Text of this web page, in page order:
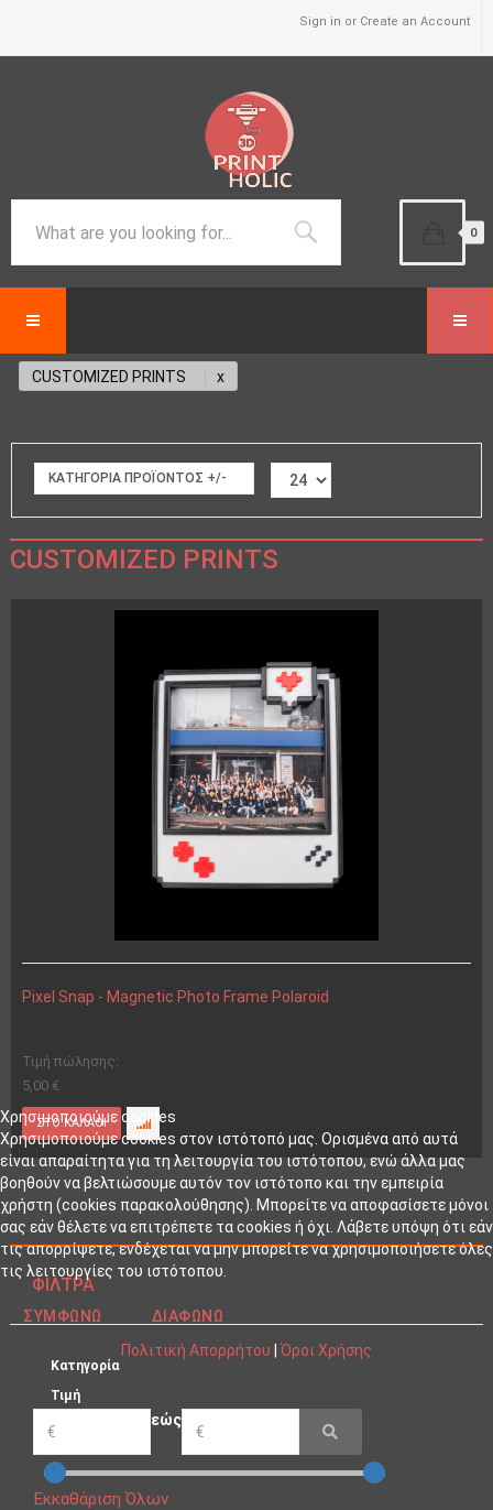
Sign in or Create an Account
0
CUSTOMIZED PRINTS
ΚΑΤΗΓΟΡΊΑ ΠΡΟΪΌΝΤΟΣ +/-
CUSTOMIZED PRINTS
Pixel Snap - Magnetic Photo Frame Polaroid
Τιμή πώλησης:
5,00 €
ΦΊΛΤΡΑ
Κατηγορία
Τιμή
εώς
Εκκαθάριση Όλων
Χρησιμοποιούμε cookies
Χρησιμοποιούμε cookies στον ιστότοπό μας. Ορισμένα από αυτά
είναι απαραίτητα για τη λειτουργία του ιστότοπου, ενώ άλλα μας
βοηθούν να βελτιώσουμε αυτόν τον ιστότοπο και την εμπειρία
χρήστη (cookies παρακολούθησης). Μπορείτε να αποφασίσετε μόνοι
σας εάν θέλετε να επιτρέπετε τα cookies ή όχι. Λάβετε υπόψη ότι εάν
τις απορρίψετε, ενδέχεται να μην μπορείτε να χρησιμοποιήσετε όλες
τις λειτουργίες του ιστότοπου.
ΣΥΜΦΩΝΏ
ΔΙΑΦΩΝΏ
Πολιτική Απορρήτου
Όροι Χρήσης